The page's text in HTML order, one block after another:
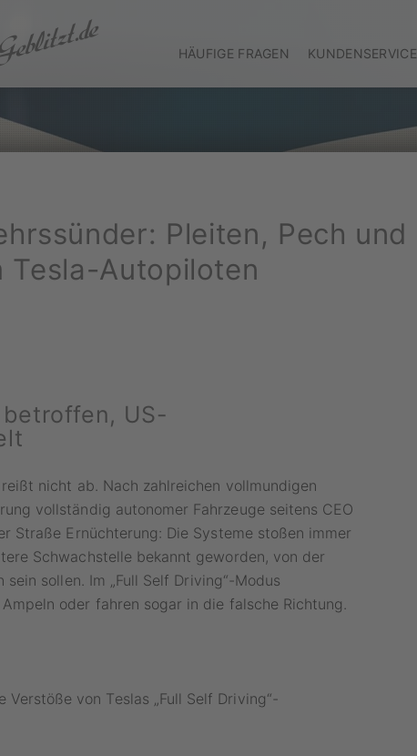
HÄUFIGE FRAGEN KUNDENSERVICE
Pleiten, Pech und
Tesla-Autopiloten
US-
nicht ab. Nach zahlreichen vollmundigen
vollständig autonomer Fahrzeuge seitens CEO
Straße Ernüchterung: Die Systeme stoßen immer
Schwachstelle bekannt geworden, von der
sollen. Im „Full Self Driving“-Modus
oder fahren sogar in die falsche Richtung.
von Teslas „Full Self Driving“-